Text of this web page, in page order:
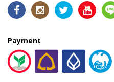
Payment